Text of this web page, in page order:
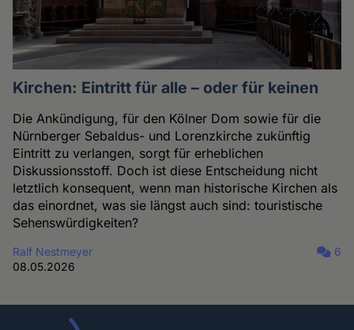
Kirchen: Eintritt für alle – oder für keinen
Die Ankündigung, für den Kölner Dom sowie für die
Nürnberger Sebaldus- und Lorenzkirche zukünftig
Eintritt zu verlangen, sorgt für erheblichen
Diskussionsstoff. Doch ist diese Entscheidung nicht
letztlich konsequent, wenn man historische Kirchen als
das einordnet, was sie längst auch sind: touristische
Sehenswürdigkeiten?
Ralf Nestmeyer
08.05.2026
6